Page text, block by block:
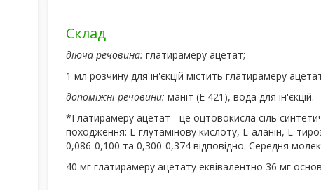
Склад
діюча речовина: глатирамеру ацетат;
1 мл розчину для ін'єкцій містить глатирамеру
допоміжні речовини: маніт (Е 421), вода для ін'єкцій.
*Глатирамеру ацетат - це оцтовокисла сіль
походження: L-глутамінову кислоту, L-аланін, L-
0,086-0,100 та 0,300-0,374 відповідно. Середня
40 мг глатирамеру ацетату еквівалентно 36 мг